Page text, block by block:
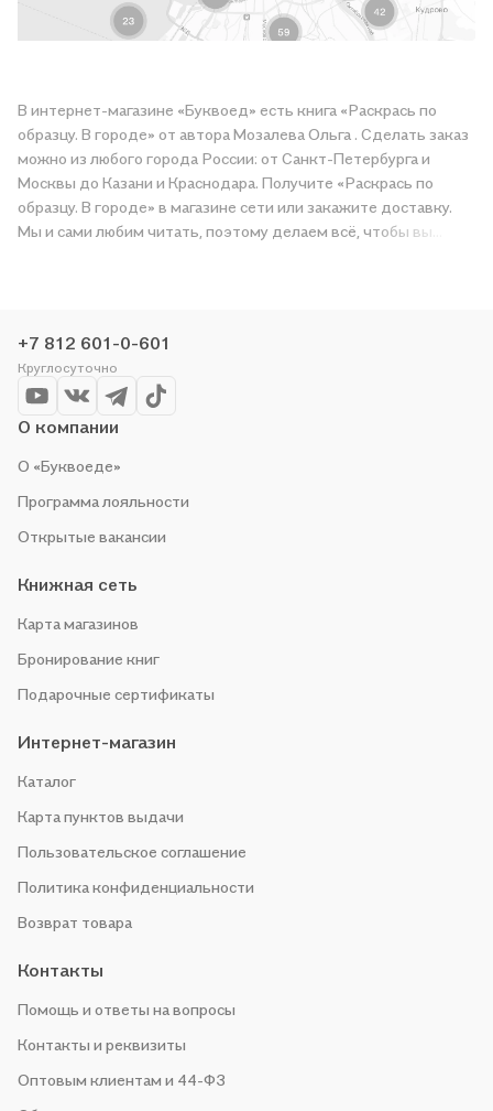
В интернет-магазине «Буквоед» есть книга «Раскрась по
образцу. В городе» от автора Мозалева Ольга . Сделать заказ
можно из любого города России: от Санкт-Петербурга и
Москвы до Казани и Краснодара. Получите «Раскрась по
образцу. В городе» в магазине сети или закажите доставку.
Мы и сами любим читать, поэтому делаем всё, чтобы вы
+7 812 601-0-601
Круглосуточно
О компании
О «Буквоеде»
Программа лояльности
Открытые вакансии
Книжная сеть
Карта магазинов
Бронирование книг
Подарочные сертификаты
Интернет-магазин
Каталог
Карта пунктов выдачи
Пользовательское соглашение
Политика конфиденциальности
Возврат товара
Контакты
Помощь и ответы на вопросы
Контакты и реквизиты
Оптовым клиентам и 44-ФЗ